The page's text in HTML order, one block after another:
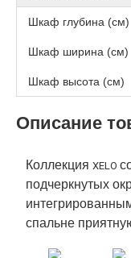
Шкаф глубина (см)
Шкаф ширина (см)
Шкаф высота (см)
Описание
Коллекция XELO
подчеркнутых
спальне